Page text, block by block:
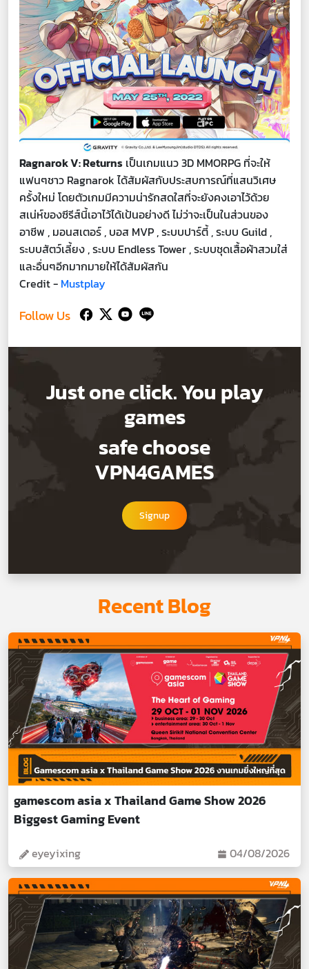
Ragnarok V: Returns เป็นเกมแนว 3D MMORPG ที่จะให้
แฟนๆชาว Ragnarok ได้สัมผัสกับประสบการณ์ที่แสนวิเศษ
ครั้งใหม่ โดยตัวเกมมีความน่ารักสดใสที่จะยังคงเอาไว้ด้วย
สเน่ห์ของซีรีส์นี้เอาไว้ได้เป้นอย่างดี ไม่ว่าจะเป็นในส่วนของ
อาชีพ , มอนสเตอร์ , บอส MVP , ระบบปาร์ตี้ , ระบบ Guild ,
ระบบสัตว์เลี้ยง , ระบบ Endless Tower , ระบบชุดเสื้อผ้าสวมใส่
และอื่นๆอีกมากมายให้ได้สัมผัสกัน
Credit - Mustplay
Follow Us
Just one click. You play
games
safe choose
VPN4GAMES
Signup
Recent Blog
gamescom asia x Thailand Game Show 2026
Biggest Gaming Event
eyeyixing 04/08/2026